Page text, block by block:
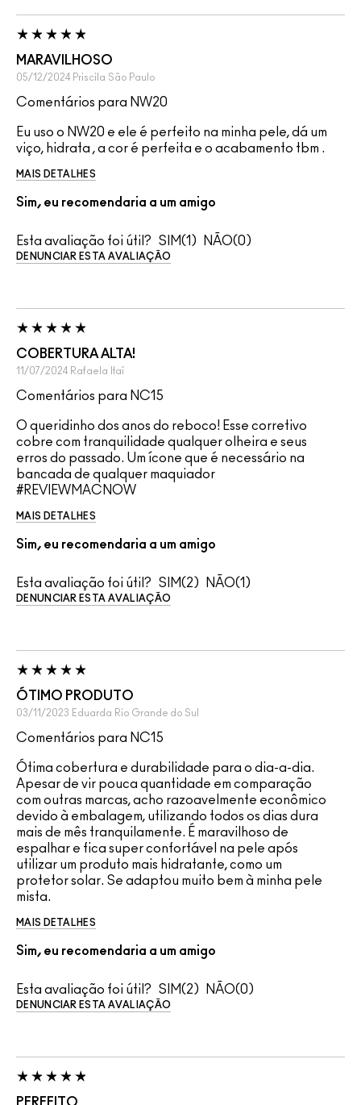
MARAVILHOSO
05/12/2024 Priscila São Paulo
Comentários para NW20
Eu uso o NW20 e ele é perfeito na minha pele, dá um
viço, hidrata , a cor é perfeita e o acabamento tbm .
MAIS DETALHES
Sim, eu recomendaria a um amigo
Esta avaliação foi útil? 1 0
DENUNCIAR ESTA AVALIAÇÃO
COBERTURA ALTA!
11/07/2024 Rafaela Itaí
Comentários para NC15
O queridinho dos anos do reboco! Esse corretivo
cobre com tranquilidade qualquer olheira e seus
erros do passado. Um ícone que é necessário na
bancada de qualquer maquiador
#REVIEWMACNOW
MAIS DETALHES
Sim, eu recomendaria a um amigo
Esta avaliação foi útil? 2 1
DENUNCIAR ESTA AVALIAÇÃO
ÓTIMO PRODUTO
03/11/2023 Eduarda Rio Grande do Sul
Comentários para NC15
Ótima cobertura e durabilidade para o dia-a-dia.
Apesar de vir pouca quantidade em comparação
com outras marcas, acho razoavelmente econômico
devido à embalagem, utilizando todos os dias dura
mais de mês tranquilamente. É maravilhoso de
espalhar e fica super confortável na pele após
utilizar um produto mais hidratante, como um
protetor solar. Se adaptou muito bem à minha pele
mista.
MAIS DETALHES
Sim, eu recomendaria a um amigo
Esta avaliação foi útil? 2 0
DENUNCIAR ESTA AVALIAÇÃO